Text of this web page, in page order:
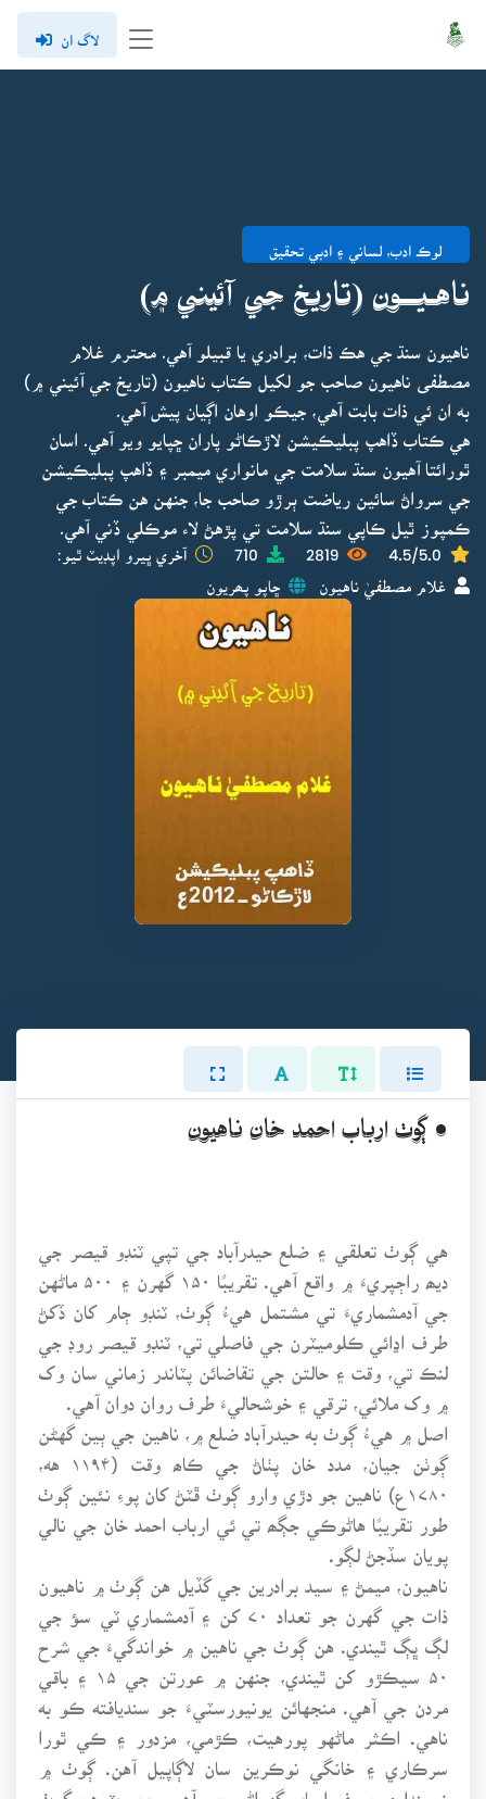
لاگ ان
لوڪ ادب، لساني ۽ ادبي تحقيق
نـاهـيـــون (تاريخ جي آئيني ۾)
ناهيون سنڌ جي هڪ ذات، برادري يا قبيلو آهي۔ محترم غلام
مصطفى ناهيون صاحب جو لکيل ڪتاب ناهيون (تاريخ جي آئيني ۾)
به ان ئي ذات بابت آهي، جيڪو اوهان اڳيان پيش آهي۔
هي ڪتاب ڏاهپ پبليڪيشن لاڙڪاڻو پاران ڇپايو ويو آهي۔ اسان
ٿورائتا آهيون سنڌ سلامت جي مانواري ميمبر ۽ ڏاهپ پبليڪيشن
جي سرواڻ سائين رياضت ٻرڙو صاحب جا، جنهن هن ڪتاب جي
ڪمپوز ٿيل ڪاپي سنڌ سلامت تي پڙهڻ لاء موڪلي ڏني آهي۔
4.5/5.0
2819
710 آخري ڀيرو اپڊيٽ ٿيو:
غلام مصطفيٰ ناهيون ڇاپو پھريون
• ڳوٺ ارباب احمد خان ناهيون
هي ڳوٺ تعلقي ۽ ضلع حيدرآباد جي تپي ٽنڊو قيصر جي
ديھ راڄپريءَ ۾ واقع آهي. تقريبًا ۱۵۰ گهرن ۽ ۵۰۰ ماڻهن
جي آدمشماريءَ تي مشتمل هيءُ ڳوٺ، ٽنڊو ڄام کان ڏکڻ
طرف اڍائي ڪلوميٽرن جي فاصلي تي، ٽنڊو قيصر روڊ جي
لنڪ تي، وقت ۽ حالتن جي تقاضائن پٽاندر زماني سان وک
۾ وک ملائي، ترقي ۽ خوشحاليءَ طرف روان دوان آهي.
اصل ۾ هيءُ ڳوٺ به حيدرآباد ضلع ۾، ناهين جي ٻين گهڻن
۱۷۸۰ع) ناهين جو دڙي وارو ڳوٺ ڦٽڻ کان پوءِ نئين ڳوٺ
طور تقريبًا هاڻوڪي جڳھ تي ئي ارباب احمد خان جي نالي
پويان سڏجڻ لڳو.
ناهيون، ميمڻ ۽ سيد برادرين جي گڏيل هن ڳوٺ ۾ ناهيون
ذات جي گهرن جو تعداد ۷۰ کن ۽ آدمشماري ٽي سؤ جي
لڳ ڀڳ ٿيندي. هن ڳوٺ جي ناهين ۾ خواندگيءَ جي شرح
۵۰ سيڪڙو کن ٿيندي، جنهن ۾ عورتن جي ۱۵ ۽ باقي
مردن جي آهي. منجهائن يونيورسٽيءَ جو سنديافته ڪو به
ناهي. اڪثر ماڻهو پورهيت، ڪڙمي، مزدور ۽ ڪي ٿورا
سرڪاري ۽ خانگي نوڪرين سان لاڳاپيل آهن. ڳوٺ ۾
زمينداري صرف ارباب گهراڻي جي آهي. جن وٽ هن ڳوٺ